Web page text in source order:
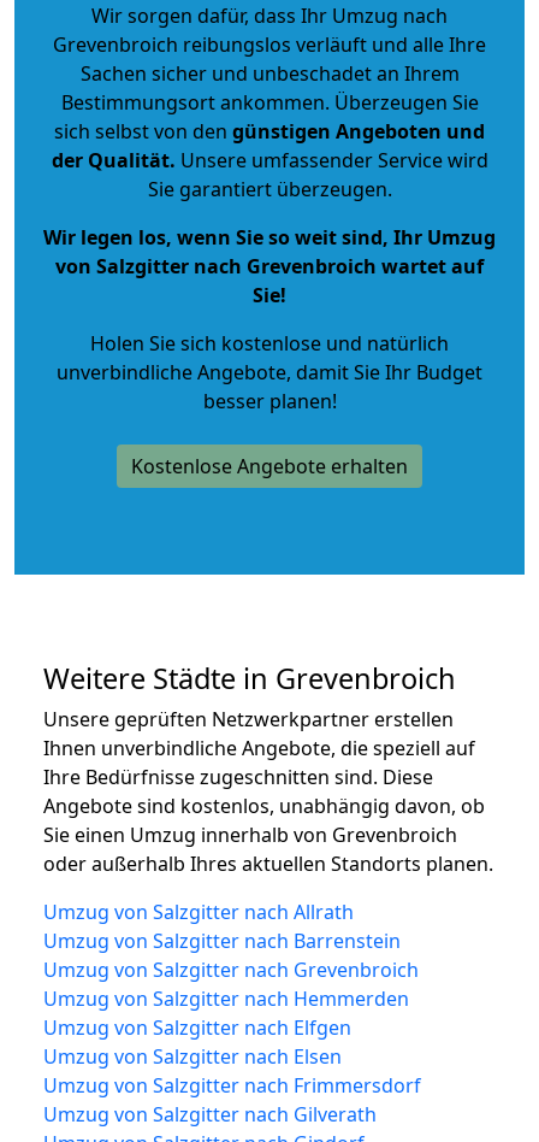
Wir sorgen dafür, dass Ihr Umzug nach
Grevenbroich reibungslos verläuft und alle Ihre
Sachen sicher und unbeschadet an Ihrem
Bestimmungsort ankommen. Überzeugen Sie
sich selbst von den günstigen Angeboten und
der Qualität. Unsere umfassender Service wird
Sie garantiert überzeugen.
Wir legen los, wenn Sie so weit sind, Ihr Umzug
von Salzgitter nach Grevenbroich wartet auf
Sie!
Holen Sie sich kostenlose und natürlich
unverbindliche Angebote, damit Sie Ihr Budget
besser planen!
Kostenlose Angebote erhalten
Weitere Städte in Grevenbroich
Unsere geprüften Netzwerkpartner erstellen
Ihnen unverbindliche Angebote, die speziell auf
Ihre Bedürfnisse zugeschnitten sind. Diese
Angebote sind kostenlos, unabhängig davon, ob
Sie einen Umzug innerhalb von Grevenbroich
oder außerhalb Ihres aktuellen Standorts planen.
Umzug von Salzgitter nach Allrath
Umzug von Salzgitter nach Barrenstein
Umzug von Salzgitter nach Grevenbroich
Umzug von Salzgitter nach Hemmerden
Umzug von Salzgitter nach Elfgen
Umzug von Salzgitter nach Elsen
Umzug von Salzgitter nach Frimmersdorf
Umzug von Salzgitter nach Gilverath